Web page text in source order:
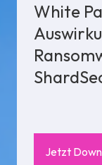
White
Jetzt